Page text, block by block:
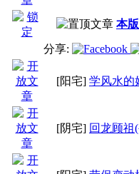
本
分享:
[阳宅] 学风水的
[阴宅] 回龙顾祖